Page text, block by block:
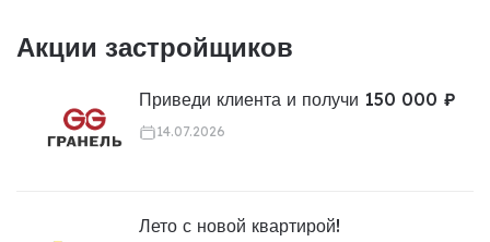
Акции застройщиков
Приведи клиента и получи 150 000 ₽
14.07.2026
Лето с новой квартирой!